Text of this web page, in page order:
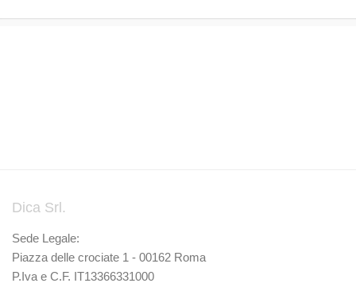
Dica Srl.
Sede Legale:
Piazza delle crociate 1 - 00162 Roma
P.Iva e C.F. IT13366331000